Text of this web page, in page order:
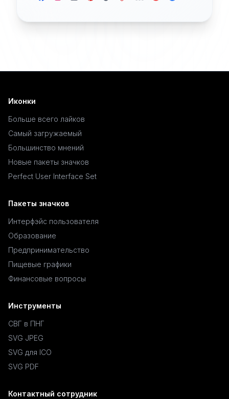
Иконки
Больше всего лайков
Самый загружаемый
Большинство мнений
Новые пакеты значков
Perfect User Interface Set
Пакеты значков
Интерфэйс пользователя
Образование
Предпринимательство
Пищевые графики
Финансовые вопросы
Инструменты
СВГ в ПНГ
SVG JPEG
SVG для ICO
SVG PDF
Контактный сотрудник